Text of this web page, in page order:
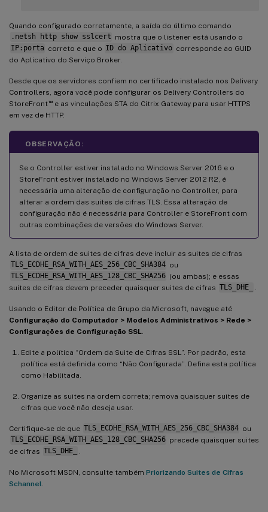
Quando configurado corretamente, a saída do último comando
.netsh http show sslcert mostra que o listener está usando o
IP:porta correto e que o ID do Aplicativo corresponde ao GUID
do Aplicativo do Serviço Broker.
Desde que os servidores confiem no certificado instalado nos Delivery
Controllers, agora você pode configurar os Delivery Controllers do
StoreFront™e as vinculações STA do Citrix Gateway para usar HTTPS
em vez de HTTP.
OBSERVAÇÃO:
Se o Controller estiver instalado no Windows Server 2016 e o
StoreFront estiver instalado no Windows Server 2012 R2, é
necessária uma alteração de configuração no Controller, para
alterar a ordem das suites de cifras TLS. Essa alteração de
configuração não é necessária para Controller e StoreFront com
outras combinações de versões do Windows Server.
A lista de ordem de suites de cifras deve incluir as suites de cifras
TLS_ECDHE_RSA_WITH_AES_256_CBC_SHA384 ou
TLS_ECDHE_RSA_WITH_AES_128_CBC_SHA256 (ou ambas); e essas
suites de cifras devem preceder quaisquer suites de cifras TLS_DHE_
Usando o Editor de Política de Grupo da Microsoft, navegue até
Configuração do Computador > Modelos Administrativos > Rede >
Configurações de Configuração SSL
Edite a política “Ordem da Suite de Cifras SSL”. Por padrão, esta
política está definida como “Não Configurada”. Defina esta política
como Habilitada.
Organize as suites na ordem correta; remova quaisquer suites de
cifras que você não deseja usar.
Certifique-se de que TLS_ECDHE_RSA_WITH_AES_256_CBC_SHA384 ou
TLS_ECDHE_RSA_WITH_AES_128_CBC_SHA256 precede quaisquer suites
de cifras TLS_DHE_
No Microsoft MSDN, consulte também Priorizando Suites de Cifras
Schannel